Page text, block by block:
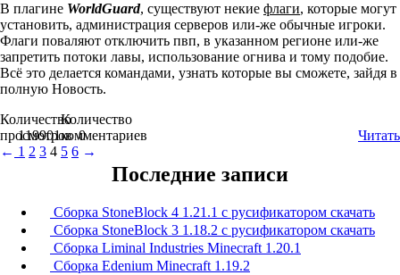
В плагине WorldGuard, существуют некие флаги, которые могут
установить, администрация серверов или-же обычные игроки.
Флаги поваляют отключить пвп, в указанном регионе или-же
запретить потоки лавы, использование огнива и тому подобие.
Всё это делается командами, узнать которые вы сможете, зайдя в
полную Новость.
Количество
просмотров
119901
Количество
комментариев
0
Читать
← 1 2 3 4 5 6 →
Последние записи
Сборка StoneBlock 4 1.21.1 с русификатором скачать
Сборка StoneBlock 3 1.18.2 с русификатором скачать
Сборка Liminal Industries Minecraft 1.20.1
Сборка Edenium Minecraft 1.19.2